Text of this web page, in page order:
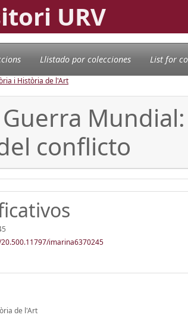
URV
Llistado por colecciones List for
i Història de l'Art
conflicto
imarina6370245
de l'Art